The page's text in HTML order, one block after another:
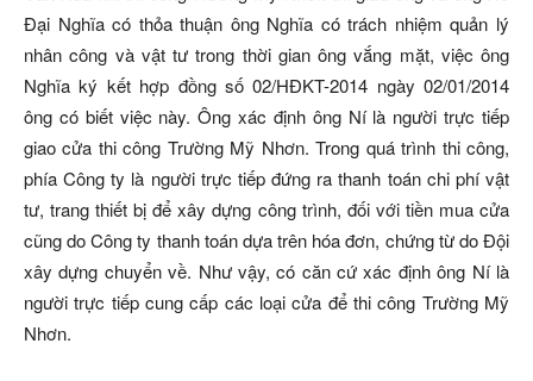
Đại Nghĩa có thỏa thuận ông Nghĩa có trách nhiệm quản lý
nhân công và vật tư trong thời gian ông vắng mặt, việc ông
Nghĩa ký kết hợp đồng số 02/HĐKT-2014 ngày 02/01/2014
ông có biết việc này. Ông xác định ông Ní là người trực tiếp
giao cửa thi công Trường Mỹ Nhơn. Trong quá trình thi công,
phía Công ty là người trực tiếp đứng ra thanh toán chi phí vật
tư, trang thiết bị để xây dựng công trình, đối với tiền mua cửa
cũng do Công ty thanh toán dựa trên hóa đơn, chứng từ do Đội
xây dựng chuyển về. Như vậy, có căn cứ xác định ông Ní là
người trực tiếp cung cấp các loại cửa để thi công Trường Mỹ
Nhơn.